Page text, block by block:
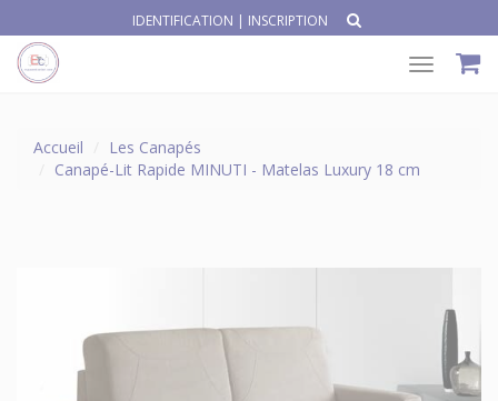
IDENTIFICATION | INSCRIPTION
Toggle
Accueil
Les Canapés
Canapé-Lit Rapide MINUTI - Matelas Luxury 18 cm